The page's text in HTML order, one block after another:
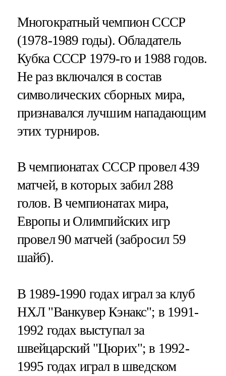
Многократный чемпион СССР
(1978-1989 годы). Обладатель
Кубка СССР 1979-го и 1988 годов.
Не раз включался в состав
символических сборных мира,
признавался лучшим нападающим
этих турниров.
В чемпионатах СССР провел 439
матчей, в которых забил 288
голов. В чемпионатах мира,
Европы и Олимпийских игр
провел 90 матчей (забросил 59
шайб).
В 1989-1990 годах играл за клуб
НХЛ "Ванкувер Кэнакс"; в 1991-
1992 годах выступал за
швейцарский "Цюрих"; в 1992-
1995 годах играл в шведском